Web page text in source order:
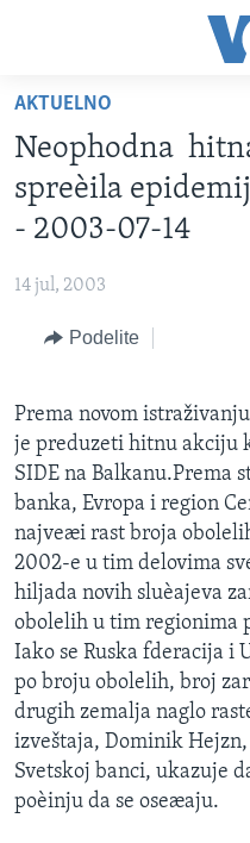
glavni
sadržaj
na
glavnu
Idi
pretragu
NASLOVNA
RUBRIKE
AMERIKA
GLOBALNE TEME
EKONOMIJA
KULTURA
DRUŠTVO
SPORT
INTERVJU
TV PROGRAM
IZ AMERIKE
Learning English
PRATITE NAS
Jezici
AKTUELNO
Neophodna
spreèila
- 2003-07-14
14 jul, 2003
Podelite
Prema novom
je preduzeti hitnu akciju
SIDE na Balkanu.Prema
banka, Evropa i region
najveæi rast broja
2002-e u tim delovima
hiljada novih sluèajeva
obolelih u tim regionima
Iako se Ruska fderacija i
po broju obolelih, broj
drugih zemalja naglo
izveštaja, Dominik
Svetskoj banci, ukazuje
poèinju da se oseæaju.